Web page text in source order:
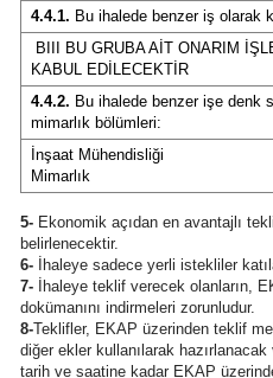
4.4.1. Bu ihalede benzer iş olarak
BIII BU GRUBA AİT ONARIM
KABUL EDİLECEKTİR
4.4.2. Bu ihalede benzer işe denk
mimarlık bölümleri:
İnşaat Mühendisliği
Mimarlık
5- Ekonomik açıdan en avantajlı
belirlenecektir.
6- İhaleye sadece yerli istekliler
7-
İhaleye teklif verecek olanların,
dokümanını indirmeleri zorunludur.
8-Teklifler, EKAP üzerinden teklif
diğer ekler kullanılarak
tarih ve saatine kadar EKAP